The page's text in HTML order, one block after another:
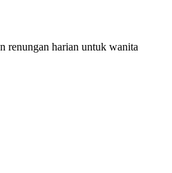
renungan harian untuk wanita